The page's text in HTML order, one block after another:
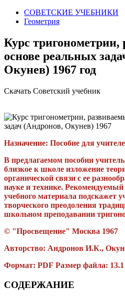
СОВЕТСКИЕ УЧЕБНИКИ
Геометрия
Курс
основе реальных
Окунев) 1967 год
Скачать Советский учебник
Назначение: Пособие для
В предлагаемом пособии
близкое к школе изложение
органической связи с ее
науке и технике.
учебного материала подскажет
творческого преодоления
школьном преподавании
© "Просвещение" Москва 1967
Авторство: Андронов И.К.,
Формат: PDF Размер файла:
СОДЕРЖАНИЕ